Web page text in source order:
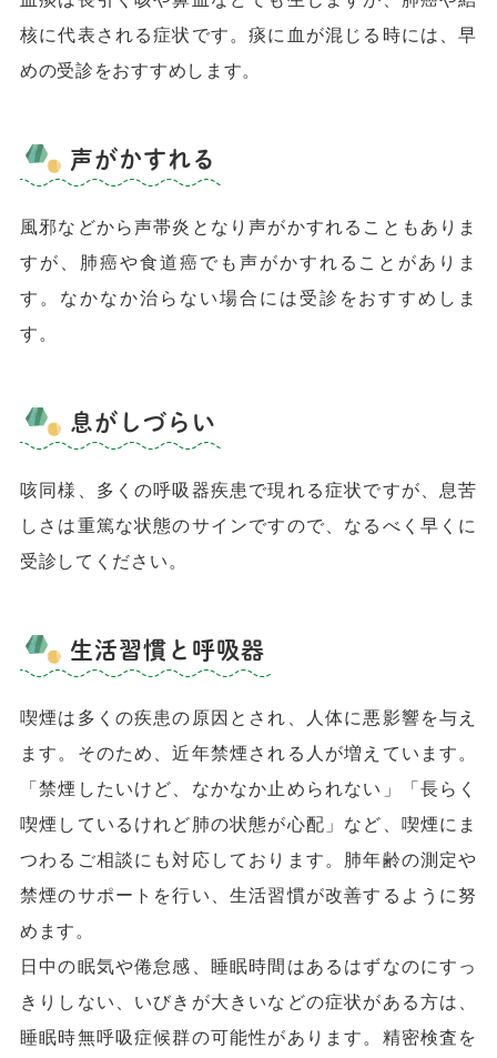
核に代表される症状です。痰に血が混じる時には、早
めの受診をおすすめします。
声がかすれる
風邪などから声帯炎となり声がかすれることもありま
すが、肺癌や食道癌でも声がかすれることがありま
す。なかなか治らない場合には受診をおすすめしま
す。
息がしづらい
咳同様、多くの呼吸器疾患で現れる症状ですが、息苦
しさは重篤な状態のサインですので、なるべく早くに
受診してください。
生活習慣と呼吸器
喫煙は多くの疾患の原因とされ、人体に悪影響を与え
ます。そのため、近年禁煙される人が増えています。
「禁煙したいけど、なかなか止められない」「長らく
喫煙しているけれど肺の状態が心配」など、喫煙にま
つわるご相談にも対応しております。肺年齢の測定や
禁煙のサポートを行い、生活習慣が改善するように努
めます。
日中の眠気や倦怠感、睡眠時間はあるはずなのにすっ
きりしない、いびきが大きいなどの症状がある方は、
睡眠時無呼吸症候群の可能性があります。精密検査を